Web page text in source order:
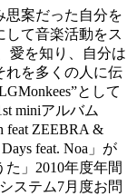
思案だった自分を
して音楽活動をス
愛を知り、自分は
れを多くの人に伝
として
miniアルバム
feat ZEEBRA &
feat. Noa」が
」2010年度年間
ステム7月度お問